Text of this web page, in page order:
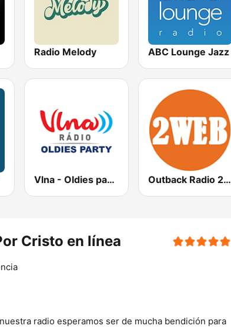
Radio Melody ABC Lounge Jazz
Vlna - Oldies party Outback Radio 2WEB
Cristo en línea
radio esperamos ser de mucha bendición para